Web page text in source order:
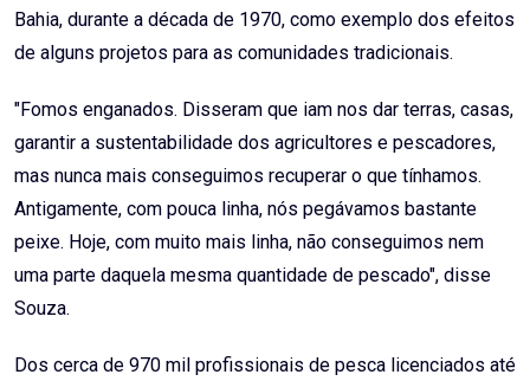
Bahia, durante a década de 1970, como exemplo dos efeitos
de alguns projetos para as comunidades tradicionais.
"Fomos enganados. Disseram que iam nos dar terras, casas,
garantir a sustentabilidade dos agricultores e pescadores,
mas nunca mais conseguimos recuperar o que tínhamos.
Antigamente, com pouca linha, nós pegávamos bastante
peixe. Hoje, com muito mais linha, não conseguimos nem
uma parte daquela mesma quantidade de pescado", disse
Souza.
Dos cerca de 970 mil profissionais de pesca licenciados até